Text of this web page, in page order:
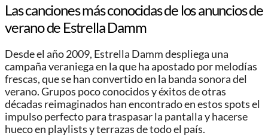
Las canciones más conocidas de los anuncios de
verano de Estrella Damm
Desde el año 2009, Estrella Damm despliega una
campaña veraniega en la que ha apostado por melodías
frescas, que se han convertido en la banda sonora del
verano. Grupos poco conocidos y éxitos de otras
décadas reimaginados han encontrado en estos spots el
impulso perfecto para traspasar la pantalla y hacerse
hueco en playlists y terrazas de todo el país.